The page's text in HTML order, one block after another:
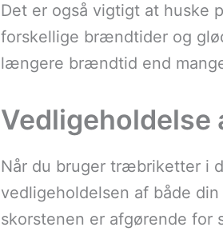
Det er også vigtigt at huske
forskellige brændtider og
længere brændtid end
Når du bruger træbriketter i
vedligeholdelsen af både
skorstenen er afgørende for